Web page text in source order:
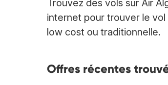
Trouvez des vols sur Air
internet pour trouver le
low cost ou traditionnelle.
Offres récentes